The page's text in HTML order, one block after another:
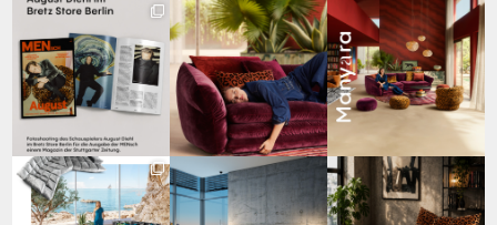
Zwischen Charakter
und Design:
Schauspieler August...
42 7
Den Kopf anlehnen. Die
Gedanken auf Reisen...
69 2
Manyara. Inspiriert von
der Weite Afrikas....
59 2
Für jeden Lieblingsplatz
die passende Cloud.
☁️...
Cloud 7 – nicht nur zum
Sitzen, sondern auch
zum...
A bold statement. A
quiet retreat.
Mit unserem...